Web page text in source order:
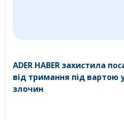
ADER HABER захистила
від тримання під вартою
злочин